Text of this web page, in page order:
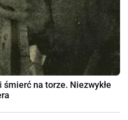
śmierć na torze. Niezwykłe